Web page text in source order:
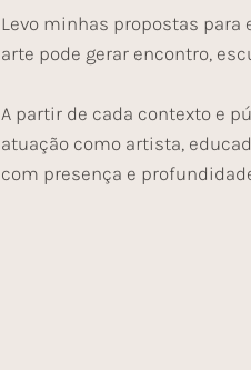
Levo minhas propostas
arte pode gerar encontro,
A partir de cada contexto e
atuação como artista,
com presença e